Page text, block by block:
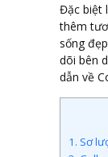
Đặc biệt
thêm
sống
dõi bên
dẫn về
1. Sơ